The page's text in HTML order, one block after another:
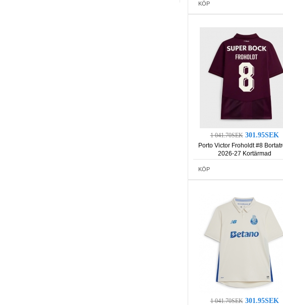
KÖP
1 041.70SEK 301.95SEK
Porto Victor Froholdt #8
2026-27 Kortärmad
KÖP
1 041.70SEK 301.95SEK